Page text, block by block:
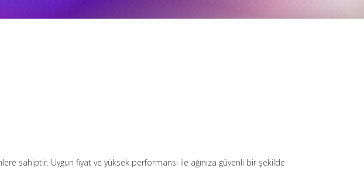
sahiptir. Uygun fiyat ve yüksek performansı ile ağınıza güvenli bir şekilde